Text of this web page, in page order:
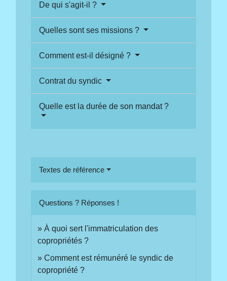
De qui s'agit-il ?
Quelles sont ses missions ?
Comment est-il désigné ?
Contrat du syndic
Quelle est la durée de son mandat ?
Textes de référence
Questions ? Réponses !
À quoi sert l'immatriculation des
copropriétés ?
Comment est rémunéré le syndic de
copropriété ?